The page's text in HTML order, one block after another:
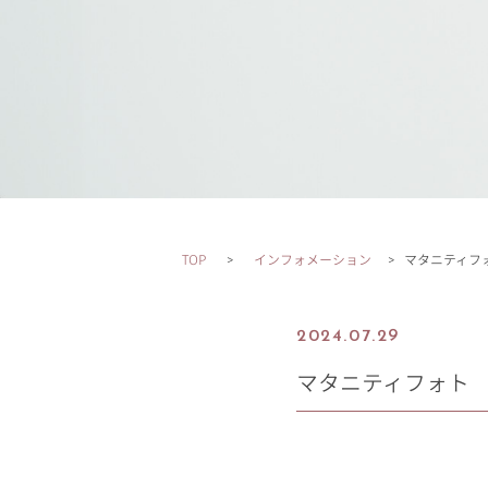
TOP インフォメーション マタニティフ
2024.07.29
マタニティフォト